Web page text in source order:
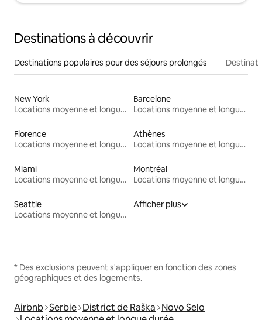
Destinations à découvrir
Destinations populaires pour des séjours prolongés
New York
Locations moyenne et longue durée
Barcelone
Locations moyenne et longue durée
Florence
Locations moyenne et longue durée
Athènes
Locations moyenne et longue durée
Miami
Locations moyenne et longue durée
Montréal
Locations moyenne et longue durée
Seattle
Locations moyenne et longue durée
Afficher plus
* Des exclusions peuvent s'appliquer en fonction des zones
géographiques et des logements.
Airbnb Serbie District de Raška Novo Selo